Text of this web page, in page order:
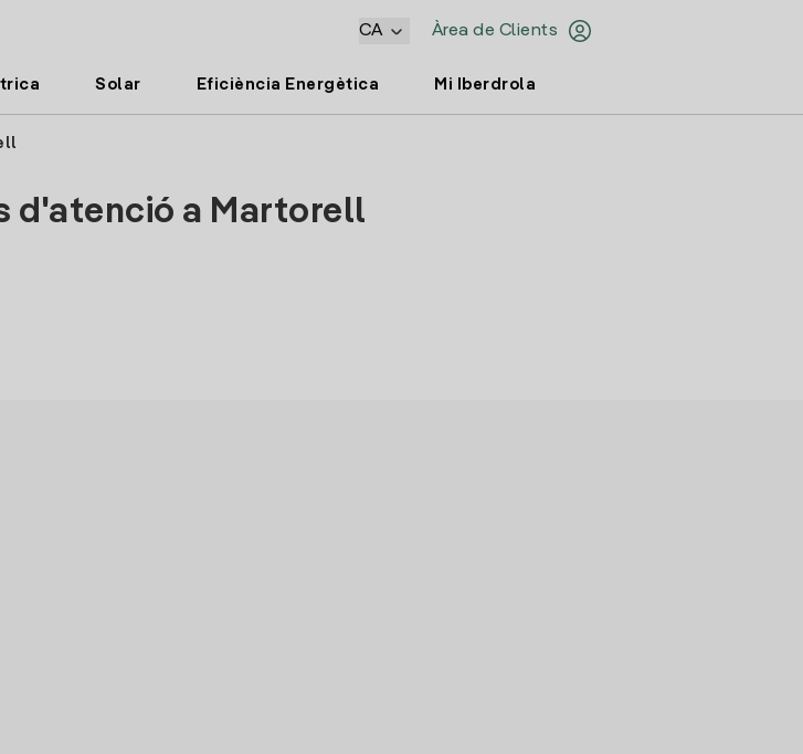
Àrea de Clients
CA
Solar Eficiència Energètica Mi Iberdrola
d'atenció a Martorell